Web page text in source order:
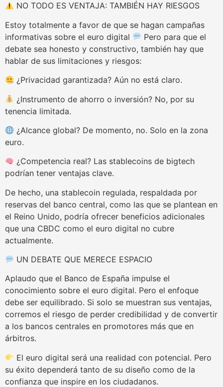
NO TODO ES VENTAJA: TAMBIÉN HAY RIESGOS
Estoy totalmente a favor de que se hagan campañas
informativas sobre el euro digital
Pero para que el
debate sea honesto y constructivo, también hay que
hablar de sus limitaciones y riesgos:
¿Privacidad garantizada? Aún no está claro.
¿Instrumento de ahorro o inversión? No, por su
tenencia limitada.
¿Alcance global? De momento, no. Solo en la zona
euro.
¿Competencia real? Las stablecoins de bigtech
podrían tener ventajas clave.
De hecho, una stablecoin regulada, respaldada por
reservas del banco central, como las que se plantean en
el Reino Unido, podría ofrecer beneficios adicionales
que una CBDC como el euro digital no cubre
actualmente.
UN DEBATE QUE MERECE ESPACIO
Aplaudo que el Banco de España impulse el
conocimiento sobre el euro digital. Pero el enfoque
debe ser equilibrado. Si solo se muestran sus ventajas,
corremos el riesgo de perder credibilidad y de convertir
a los bancos centrales en promotores más que en
árbitros.
El euro digital será una realidad con potencial. Pero
su éxito dependerá tanto de su diseño como de la
confianza que inspire en los ciudadanos.